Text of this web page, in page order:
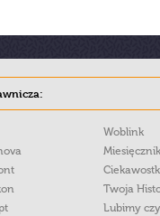
Woblink
Twoja
Lubimy